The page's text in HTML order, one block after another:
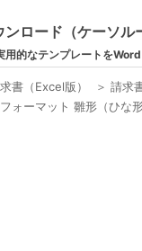
ロード（ケーソル
用的なテンプレートを
書（Excel版） ＞請求
ォーマット 雛形（ひな